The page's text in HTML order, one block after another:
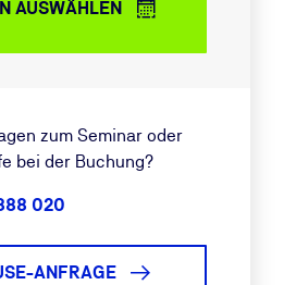
AUSWÄHLEN
zum Seminar oder
bei der Buchung?
020
ANFRAGE